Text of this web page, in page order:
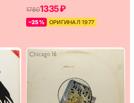
17801335 ₽
–25% ОРИГИНАЛ 1977